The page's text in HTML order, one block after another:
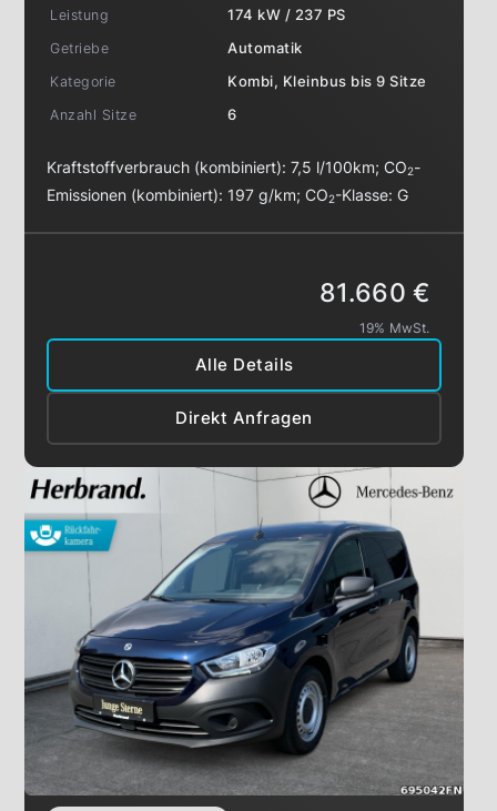
Leistung
174 kW / 237 PS
Getriebe
Automatik
Kategorie
Kombi, Kleinbus bis 9 Sitze
Anzahl Sitze
6
Kraftstoffverbrauch (kombiniert):7,5 l/100km;CO2-
Emissionen (kombiniert): 197 g/km;CO2-Klasse:G
Alle Details
Direkt Anfragen
81.660 €
19% MwSt.